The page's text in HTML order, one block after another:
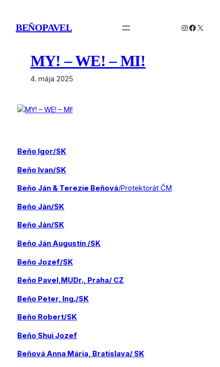
obsahBEŇOPAVEL Instagram
X
MY! – WE! – MI!
4. mája 2025
Beňo Igor/SK
Beňo Ivan/SK
Beňo Ján & Terezie Beňová/Protektorát ČM
Beňo Ján/SK
Beňo Ján/SK
Beňo Ján Augustín/SK
Beňo Jozef/SK
Beňo Pavel,MUDr., Praha/ CZ
Beňo Peter, Ing./SK
Beňo Robert/SK
Beňo Shui Jozef
Beňová Anna Mária, Bratislava/ SK